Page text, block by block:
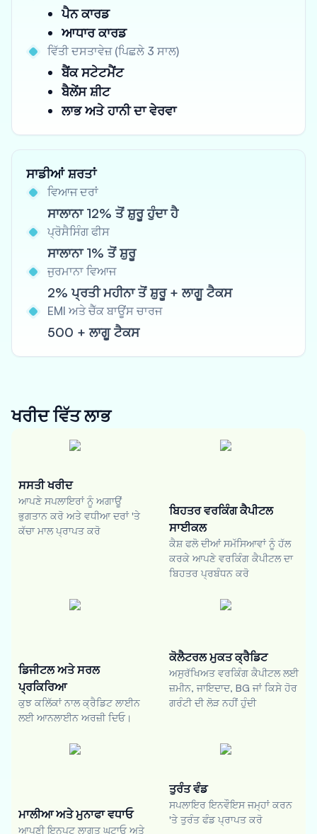
ਪੈਨ ਕਾਰਡ
ਆਧਾਰ ਕਾਰਡ
ਵਿੱਤੀ ਦਸਤਾਵੇਜ਼ (ਪਿਛਲੇ 3 ਸਾਲ)
ਬੈਂਕ ਸਟੇਟਮੈਂਟ
ਬੈਲੇਂਸ ਸ਼ੀਟ
ਲਾਭ ਅਤੇ ਹਾਨੀ ਦਾ ਵੇਰਵਾ
ਸਾਡੀਆਂ ਸ਼ਰਤਾਂ
ਵਿਆਜ ਦਰਾਂ
ਸਾਲਾਨਾ 12% ਤੋਂ ਸ਼ੁਰੂ ਹੁੰਦਾ ਹੈ
ਪ੍ਰੋਸੈਸਿੰਗ ਫੀਸ
ਸਾਲਾਨਾ 1% ਤੋਂ ਸ਼ੁਰੂ
ਜੁਰਮਾਨਾ ਵਿਆਜ
2% ਪ੍ਰਤੀ ਮਹੀਨਾ ਤੋਂ ਸ਼ੁਰੂ + ਲਾਗੂ ਟੈਕਸ
EMI ਅਤੇ ਚੈੱਕ ਬਾਊਂਸ ਚਾਰਜ
500 + ਲਾਗੂ ਟੈਕਸ
ਖਰੀਦ ਵਿੱਤਲਾਭ
ਸਸਤੀ ਖਰੀਦ
ਆਪਣੇ ਸਪਲਾਇਰਾਂ ਨੂੰ ਅਗਾਊਂ
ਭੁਗਤਾਨ ਕਰੋ ਅਤੇ ਵਧੀਆ ਦਰਾਂ 'ਤੇ
ਕੱਚਾ ਮਾਲ ਪ੍ਰਾਪਤ ਕਰੋ
ਬਿਹਤਰ ਵਰਕਿੰਗ ਕੈਪੀਟਲ
ਸਾਈਕਲ
ਕੈਸ਼ ਫਲੋ ਦੀਆਂ ਸਮੱਸਿਆਵਾਂ ਨੂੰ ਹੱਲ
ਕਰਕੇ ਆਪਣੇ ਵਰਕਿੰਗ ਕੈਪੀਟਲ ਦਾ
ਬਿਹਤਰ ਪ੍ਰਬੰਧਨ ਕਰੋ
ਡਿਜੀਟਲ ਅਤੇ ਸਰਲ
ਪ੍ਰਕਿਰਿਆ
ਕੁਝ ਕਲਿੱਕਾਂ ਨਾਲ ਕ੍ਰੈਡਿਟ ਲਾਈਨ
ਲਈ ਆਨਲਾਈਨ ਅਰਜ਼ੀ ਦਿਓ।
ਕੋਲੈਟਰਲ ਮੁਕਤ ਕ੍ਰੈਡਿਟ
ਅਸੁਰੱਖਿਅਤ ਵਰਕਿੰਗ ਕੈਪੀਟਲ ਲਈ
ਜ਼ਮੀਨ, ਜਾਇਦਾਦ, BG ਜਾਂ ਕਿਸੇ ਹੋਰ
ਗਰੰਟੀ ਦੀ ਲੋੜ ਨਹੀਂ ਹੁੰਦੀ
ਮਾਲੀਆ ਅਤੇ ਮੁਨਾਫਾ ਵਧਾਓ
ਆਪਣੀ ਇਨਪੁਟ ਲਾਗਤ ਘਟਾਓ ਅਤੇ
ਤੁਰੰਤ ਵੰਡ
ਸਪਲਾਇਰ ਇਨਵੌਇਸ ਜਮ੍ਹਾਂ ਕਰਨ
'ਤੇ ਤੁਰੰਤ ਫੰਡ ਪ੍ਰਾਪਤ ਕਰੋ